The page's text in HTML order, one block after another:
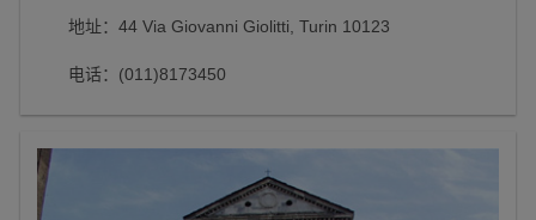
地址：44 Via Giovanni Giolitti, Turin 10123
电话：(011)8173450